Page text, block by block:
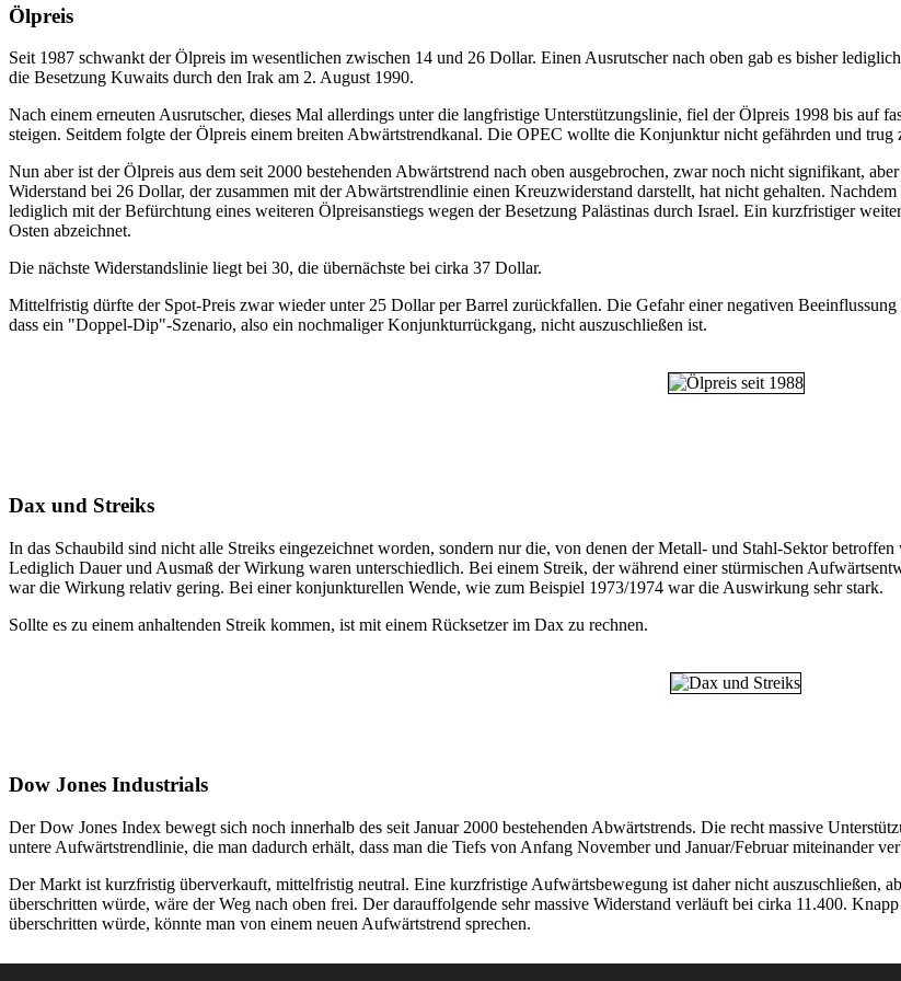
Ölpreis
Seit 1987 schwankt der Ölpreis im wesentlichen zwischen 14 und 26 Dollar. Einen Ausrutscher nach oben gab es bisher
die Besetzung Kuwaits durch den Irak am 2. August 1990.
Nach einem erneuten Ausrutscher, dieses Mal allerdings unter die langfristige Unterstützungslinie, fiel der Ölpreis 1998 bis auf
steigen. Seitdem folgte der Ölpreis einem breiten Abwärtstrendkanal. Die OPEC wollte die Konjunktur nicht gefährden und trug
Nun aber ist der Ölpreis aus dem seit 2000 bestehenden Abwärtstrend nach oben ausgebrochen, zwar noch nicht signifikant,
Widerstand bei 26 Dollar, der zusammen mit der Abwärtstrendlinie einen Kreuzwiderstand darstellt, hat nicht gehalten.
lediglich mit der Befürchtung eines weiteren Ölpreisanstiegs wegen der Besetzung Palästinas durch Israel. Ein kurzfristiger
Osten abzeichnet.
Die nächste Widerstandslinie liegt bei 30, die übernächste bei cirka 37 Dollar.
Mittelfristig dürfte der Spot-Preis zwar wieder unter 25 Dollar per Barrel zurückfallen. Die Gefahr einer negativen
dass ein "Doppel-Dip"-Szenario, also ein nochmaliger Konjunkturrückgang, nicht auszuschließen ist.
Dax und Streiks
In das Schaubild sind nicht alle Streiks eingezeichnet worden, sondern nur die, von denen der Metall- und Stahl-Sektor
Lediglich Dauer und Ausmaß der Wirkung waren unterschiedlich. Bei einem Streik, der während einer stürmischen
war die Wirkung relativ gering. Bei einer konjunkturellen Wende, wie zum Beispiel 1973/1974 war die Auswirkung sehr stark.
Sollte es zu einem anhaltenden Streik kommen, ist mit einem Rücksetzer im Dax zu rechnen.
Dow Jones Industrials
Der Dow Jones Index bewegt sich noch innerhalb des seit Januar 2000 bestehenden Abwärtstrends. Die recht massive
untere Aufwärtstrendlinie, die man dadurch erhält, dass man die Tiefs von Anfang November und Januar/Februar miteinander
Der Markt ist kurzfristig überverkauft, mittelfristig neutral. Eine kurzfristige Aufwärtsbewegung ist daher nicht auszuschließen,
überschritten würde, wäre der Weg nach oben frei. Der darauffolgende sehr massive Widerstand verläuft bei cirka 11.400.
überschritten würde, könnte man von einem neuen Aufwärtstrend sprechen.